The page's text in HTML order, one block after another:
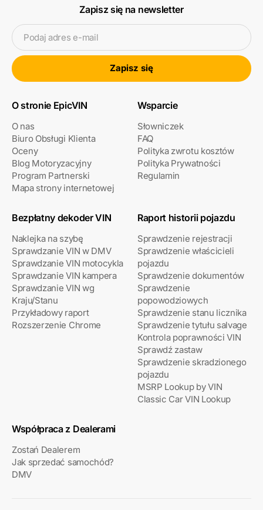
Zapisz się na newsletter
Podaj adres e-mail
Zapisz się
O stronie EpicVIN
O nas
Biuro Obsługi Klienta
Oceny
Blog Motoryzacyjny
Program Partnerski
Mapa strony internetowej
Wsparcie
Słowniczek
FAQ
Polityka zwrotu kosztów
Polityka Prywatności
Regulamin
Bezpłatny dekoder VIN
Naklejka na szybę
Sprawdzanie VIN w DMV
Sprawdzanie VIN motocykla
Sprawdzanie VIN kampera
Sprawdzanie VIN wg
Kraju/Stanu
Przykładowy raport
Rozszerzenie Chrome
Raport historii pojazdu
Sprawdzenie rejestracji
Sprawdzenie właścicieli
pojazdu
Sprawdzenie dokumentów
Sprawdzenie
popowodziowych
Sprawdzenie stanu licznika
Sprawdzenie tytułu salvage
Kontrola poprawności VIN
Sprawdź zastaw
Sprawdzenie skradzionego
pojazdu
MSRP Lookup by VIN
Classic Car VIN Lookup
Współpraca z Dealerami
Zostań Dealerem
Jak sprzedać samochód?
DMV